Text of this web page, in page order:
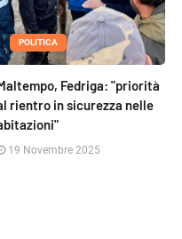
POLITICA
Fedriga: "priorità
rientro in sicurezza nelle
19 Novembre 2025